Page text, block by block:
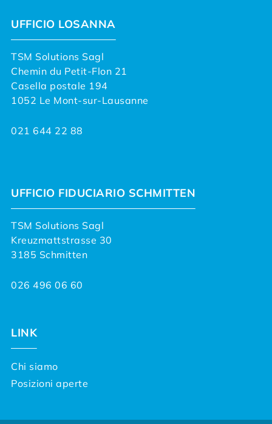
UFFICIO LOSANNA
TSM Solutions Sagl
Chemin du Petit-Flon 21
Casella postale 194
1052 Le Mont-sur-Lausanne
021 644 22 88
UFFICIO FIDUCIARIO SCHMITTEN
TSM Solutions Sagl
Kreuzmattstrasse 30
3185 Schmitten
026 496 06 60
LINK
Chi siamo
Posizioni aperte